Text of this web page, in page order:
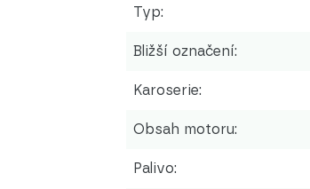
Typ:
Bližší označení:
Karoserie:
Obsah motoru:
Palivo: